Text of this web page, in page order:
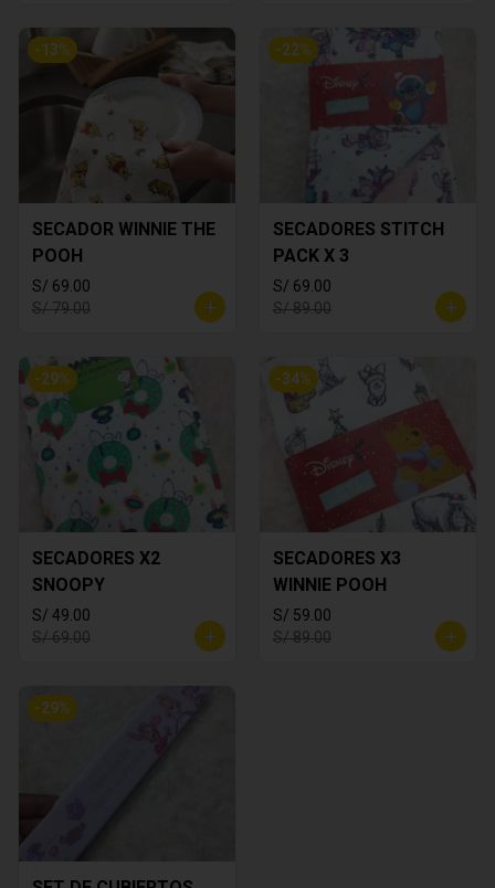
-13%
SECADOR WINNIE THE
POOH
S/ 69.00
S/ 79.00
-22%
SECADORES STITCH
PACK X 3
S/ 69.00
S/ 89.00
-29%
SECADORES X2
SNOOPY
S/ 49.00
S/ 69.00
-34%
SECADORES X3
WINNIE POOH
S/ 59.00
S/ 89.00
-29%